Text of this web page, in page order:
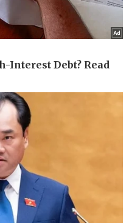
Quân sự - Quốc phòng
Vũ khí
Việt Nam
Phân tích